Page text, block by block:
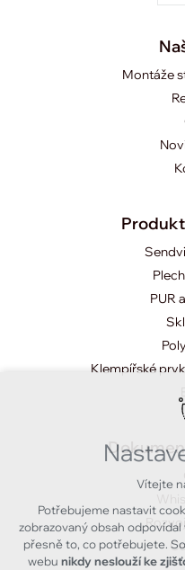
Montáže
PUR
Klempířské
Vítejte
Potřebujeme nastavit
zobrazovaný obsah
přesně to, co potřebujete.
webu nikdy neslouží ke